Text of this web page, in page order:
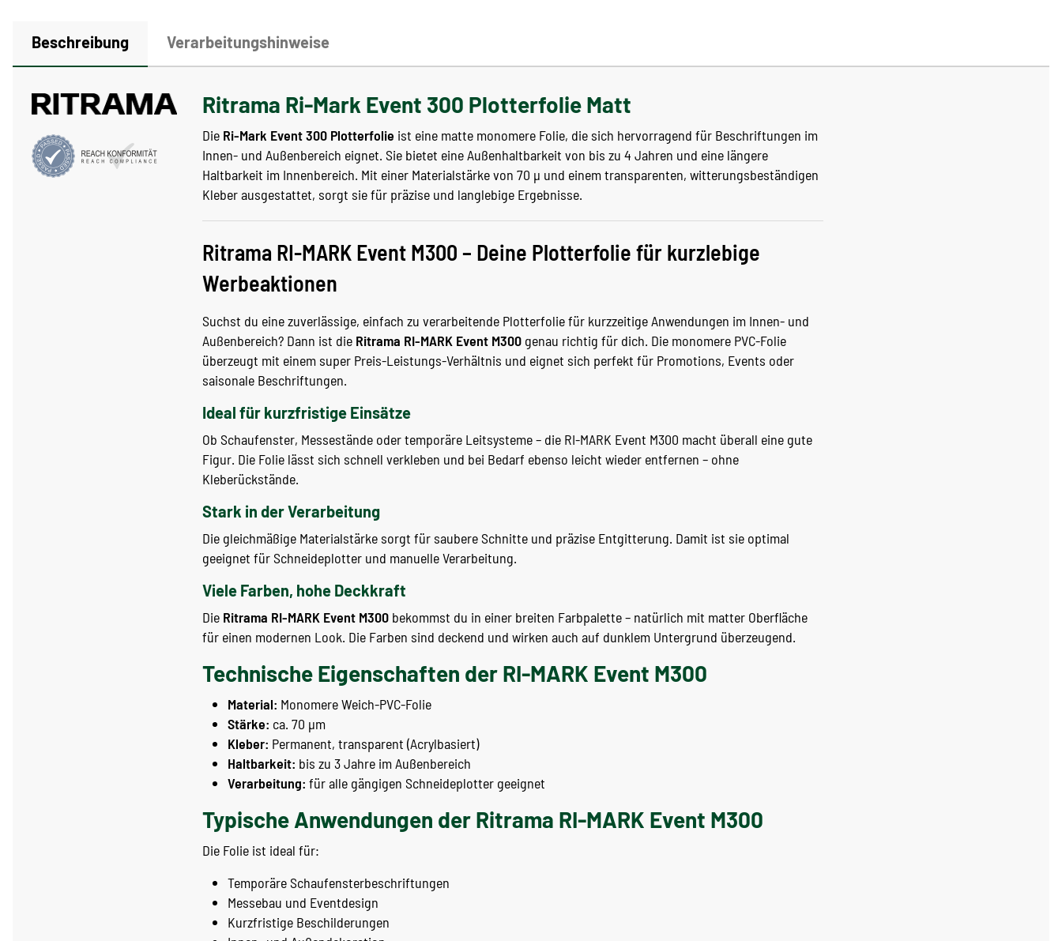
Beschreibung Verarbeitungshinweise
Ritrama Ri-Mark Event 300 Plotterfolie Matt
Die Ri-Mark Event 300 Plotterfolie ist eine matte monomere Folie, die sich hervorragend für Beschriftungen im
Innen- und Außenbereich eignet. Sie bietet eine Außenhaltbarkeit von bis zu 4 Jahren und eine längere
Haltbarkeit im Innenbereich. Mit einer Materialstärke von 70 µ und einem transparenten, witterungsbeständigen
Kleber ausgestattet, sorgt sie für präzise und langlebige Ergebnisse.
Ritrama RI-MARK Event M300 – Deine Plotterfolie für kurzlebige
Werbeaktionen
Suchst du eine zuverlässige, einfach zu verarbeitende Plotterfolie für kurzzeitige Anwendungen im Innen- und
Außenbereich? Dann ist die Ritrama RI-MARK Event M300 genau richtig für dich. Die monomere PVC-Folie
überzeugt mit einem super Preis-Leistungs-Verhältnis und eignet sich perfekt für Promotions, Events oder
saisonale Beschriftungen.
Ideal für kurzfristige Einsätze
Ob Schaufenster, Messestände oder temporäre Leitsysteme – die RI-MARK Event M300 macht überall eine gute
Figur. Die Folie lässt sich schnell verkleben und bei Bedarf ebenso leicht wieder entfernen – ohne
Kleberückstände.
Stark in der Verarbeitung
Die gleichmäßige Materialstärke sorgt für saubere Schnitte und präzise Entgitterung. Damit ist sie optimal
geeignet für Schneideplotter und manuelle Verarbeitung.
Viele Farben, hohe Deckkraft
Die Ritrama RI-MARK Event M300 bekommst du in einer breiten Farbpalette – natürlich mit matter Oberfläche
für einen modernen Look. Die Farben sind deckend und wirken auch auf dunklem Untergrund überzeugend.
Technische Eigenschaften der RI-MARK Event M300
Material: Monomere Weich-PVC-Folie
Stärke: ca. 70 µm
Kleber: Permanent, transparent (Acrylbasiert)
Haltbarkeit: bis zu 3 Jahre im Außenbereich
Verarbeitung: für alle gängigen Schneideplotter geeignet
Typische Anwendungen der Ritrama RI-MARK Event M300
Die Folie ist ideal für:
Temporäre Schaufensterbeschriftungen
Messebau und Eventdesign
Kurzfristige Beschilderungen